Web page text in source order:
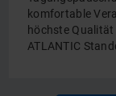
komfortable
höchste
ATLANTIC